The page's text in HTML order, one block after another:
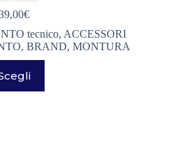
€
tecnico, ACCESSORI
, BRAND, MONTURA
prodotto
ha